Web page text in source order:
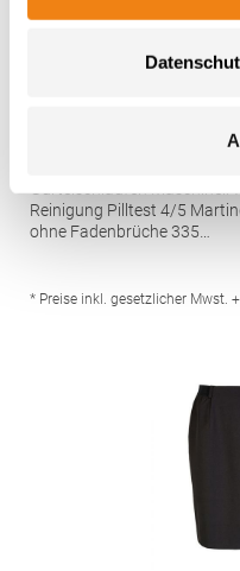
Reinigung Pilltest 4/5 Martindale-Test 100.000 Scheuertouren
ohne Fadenbrüche 335
g/
Produktsicherheit: Herst.-
* Preise inkl. gesetzlicher Mwst. +